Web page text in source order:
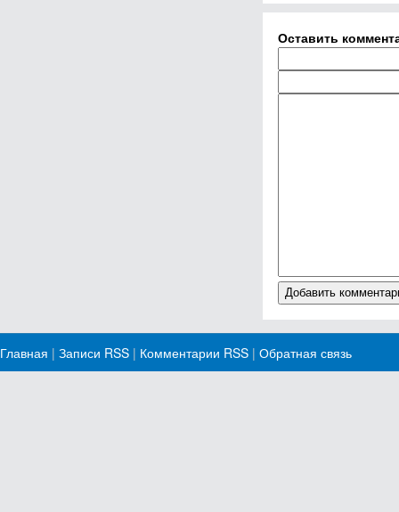
Оставить
Главная | Записи RSS | Комментарии RSS | Обратная связь